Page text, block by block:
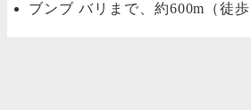
ブンブ バリまで、約600m（徒歩